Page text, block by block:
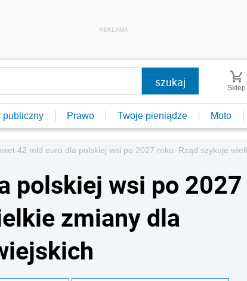
REKLAMA
Sklep
publiczny Prawo Twoje pieniądze Moto
42 mld euro dla polskiej wsi po 2027 roku. Rząd szykuje
polskiej wsi po 2027
zmiany dla